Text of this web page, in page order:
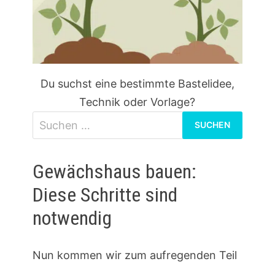
Du suchst eine bestimmte Bastelidee,
Technik oder Vorlage?
nach:
Gewächshaus bauen:
Diese Schritte sind
notwendig
Nun kommen wir zum aufregenden Teil